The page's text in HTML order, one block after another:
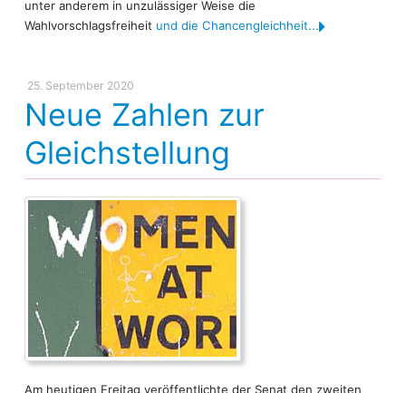
unter anderem in unzulässiger Weise die
Wahlvorschlagsfreiheit und die Chancengleichheit...
25. September 2020
Neue Zahlen zur
Gleichstellung
Am heutigen Freitag veröffentlichte der Senat den zweiten